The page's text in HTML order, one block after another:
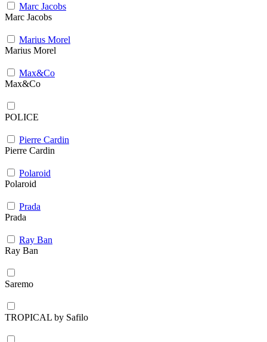
Marc Jacobs
Marc Jacobs
Marius Morel
Marius Morel
Max&Co
Max&Co
POLICE
Pierre Cardin
Pierre Cardin
Polaroid
Polaroid
Prada
Prada
Ray Ban
Ray Ban
Saremo
TROPICAL by Safilo